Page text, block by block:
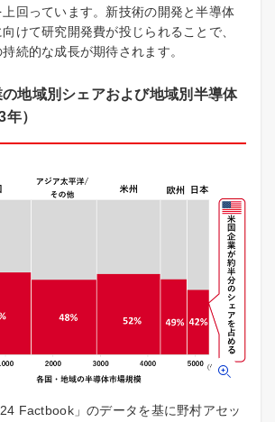
回っています。新技術の開発と半導体
けて研究開発費が投じられることで、
続的な成長が期待されます。
地域別シェアおよび地域別半導体
）
Factbook」のデータを基に野村アセッ